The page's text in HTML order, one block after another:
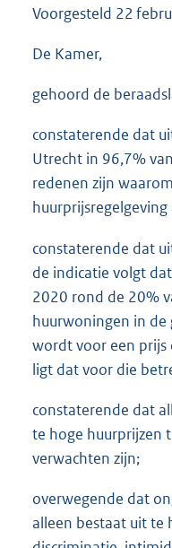
Voorgesteld 22
De Kamer,
gehoord de
constaterende dat
Utrecht in 96,7%
redenen zijn
constaterende dat
de indicatie volgt
2020 rond de 20%
huurwoningen in de
wordt voor een prijs
ligt dat voor die
constaterende dat
te hoge huurprijzen
verwachten zijn;
overwegende dat
alleen bestaat uit te